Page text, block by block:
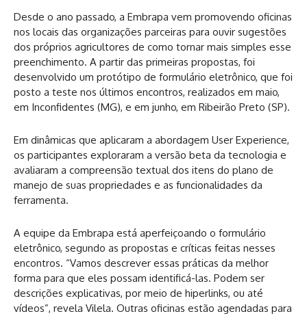
Desde o ano passado, a Embrapa vem promovendo oficinas
nos locais das organizações parceiras para ouvir sugestões
dos próprios agricultores de como tornar mais simples esse
preenchimento. A partir das primeiras propostas, foi
desenvolvido um protótipo de formulário eletrônico, que foi
posto a teste nos últimos encontros, realizados em maio,
em Inconfidentes (MG), e em junho, em Ribeirão Preto (SP).
Em dinâmicas que aplicaram a abordagem User Experience,
os participantes exploraram a versão beta da tecnologia e
avaliaram a compreensão textual dos itens do plano de
manejo de suas propriedades e as funcionalidades da
ferramenta.
A equipe da Embrapa está aperfeiçoando o formulário
eletrônico, segundo as propostas e críticas feitas nesses
encontros. “Vamos descrever essas práticas da melhor
forma para que eles possam identificá-las. Podem ser
descrições explicativas, por meio de hiperlinks, ou até
vídeos”, revela Vilela. Outras oficinas estão agendadas para